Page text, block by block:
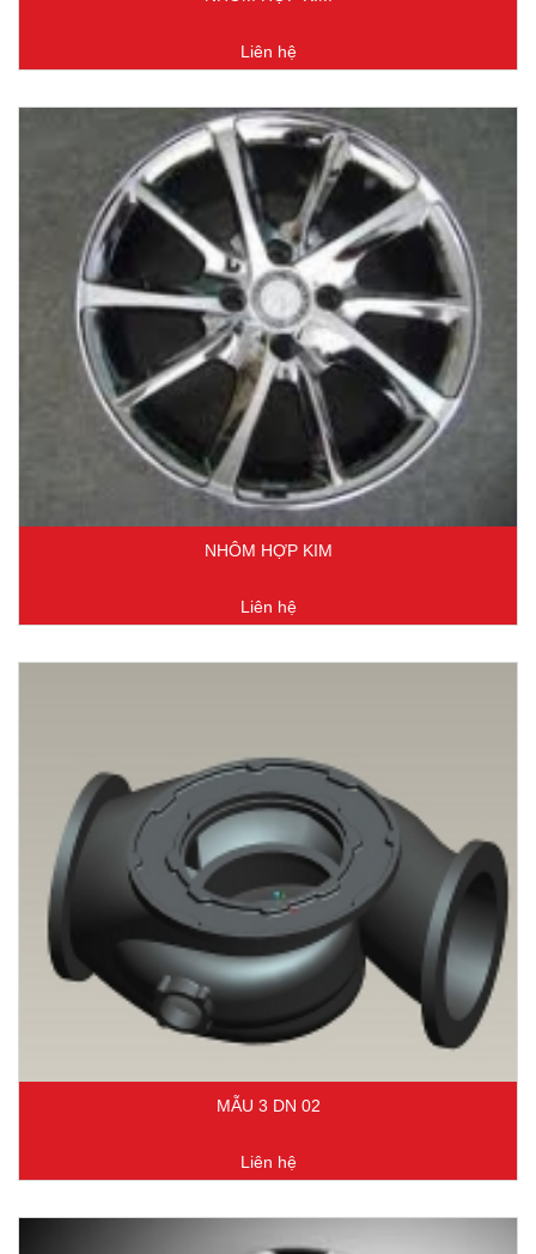
Liên hệ
NHÔM HỢP KIM
Liên hệ
MẪU 3 DN 02
Liên hệ